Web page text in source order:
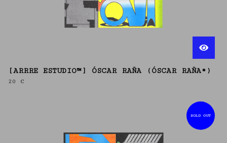
[ARRRE ESTUDIO™] ÓSCAR RAÑA (ÓSCAR RAÑA*)
20 €
SOLD OUT